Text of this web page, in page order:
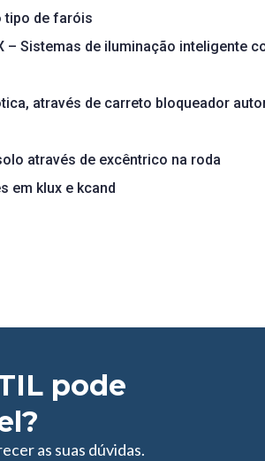
tipo de faróis
– Sistemas de iluminação inteligente
através de carreto bloqueador
através de excêntrico na roda
em klux e kcand
pode
as suas dúvidas.